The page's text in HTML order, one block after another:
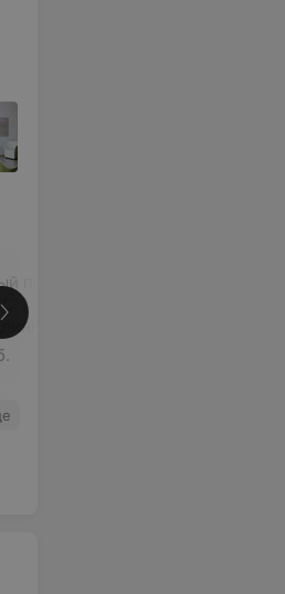
пилинг лица
+
(Dermapen)